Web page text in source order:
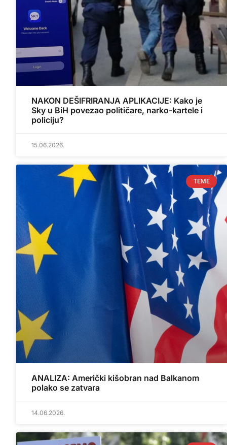
NAKON DEŠIFRIRANJA APLIKACIJE: Kako je
Sky u BiH povezao političare, narko-kartele i
policiju?
15.06.2026.
TEME
ANALIZA: Američki kišobran nad Balkanom
polako se zatvara
14.06.2026.